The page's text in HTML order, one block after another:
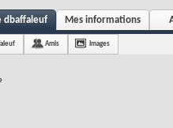
dbaffaleuf Mes informations
Amis Images